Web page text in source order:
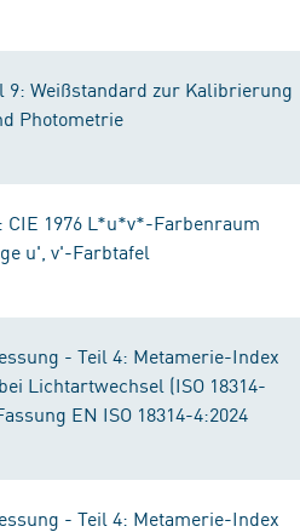
9: Weißstandard zur Kalibrierung
Photometrie
1976 L*u*v*-Farbenraum
u', v'-Farbtafel
- Teil 4: Metamerie-Index
Lichtartwechsel (ISO 18314-
EN ISO 18314-4:2024
- Teil 4: Metamerie-Index